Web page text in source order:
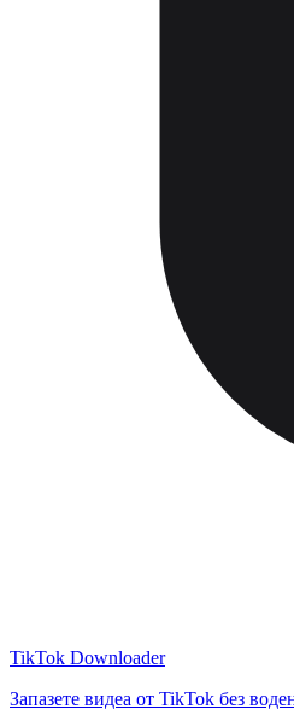
TikTok Downloader
Запазете видеа от TikTok без